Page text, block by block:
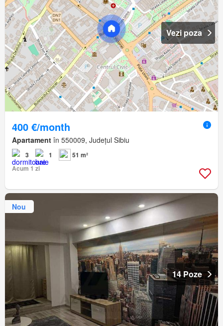
Vezi poza
400 €/month
Apartament în 550009, Județul Sibiu
3 1
51 m²
Acum 1 zi
Nou
14 Poze